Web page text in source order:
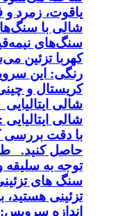
یاقوت، زمرد
شالی با
سنگ‌های
کهربا تزئین
رنگی: این
کریستال و
شالی
شالی
با دقت بررسی
حاصل کنید.
توجه به
سنگ های
تزئینی
اندازه